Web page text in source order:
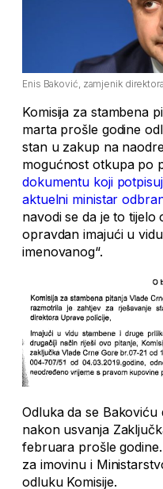
Enis Baković, zamjenik
Komisija za stambena
marta prošle godine
stan u zakup na
mogućnost otkupa po
dokumentu koji
aktuelni ministar
navodi se da je to tijelo
opravdan imajući u
imenovanog“.
Odluka da se Bakoviću
nakon usvanja
februara prošle
za imovinu i
odluku Komisije.